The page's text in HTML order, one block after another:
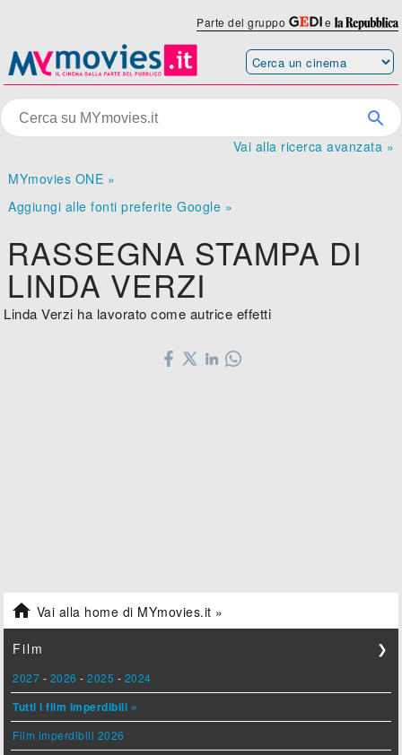
Parte del gruppo e
Vai alla ricerca avanzata »
MYmovies ONE »
Aggiungi alle fonti preferite Google »
RASSEGNA STAMPA DI
LINDA VERZI
Linda Verzi ha lavorato come autrice effetti
 Vai alla home di MYmovies.it »
Film ❯
2027 - 2026 -2025 - 2024
Tutti i film imperdibili »
Film imperdibili 2026